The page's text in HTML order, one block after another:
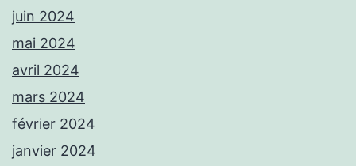
juin 2024
mai 2024
avril 2024
mars 2024
février 2024
janvier 2024